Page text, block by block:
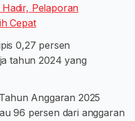
Pelaporan
Cepat
0,27 persen
tahun 2024 yang
Anggaran 2025
96 persen dari anggaran